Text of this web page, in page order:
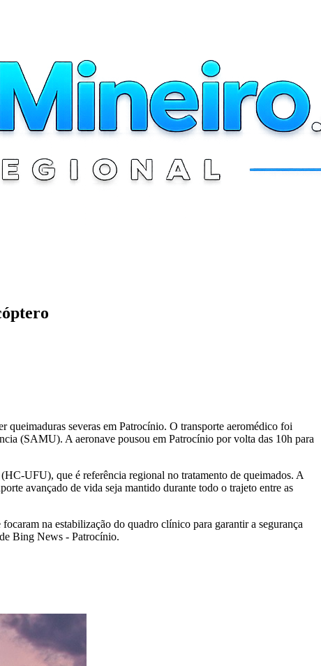
severas em Patrocínio. O transporte aeromédico foi
(SAMU). A aeronave pousou em Patrocínio por volta das 10h para
UFU), que é referência regional no tratamento de queimados. A
avançado de vida seja mantido durante todo o trajeto entre as
na estabilização do quadro clínico para garantir a segurança
Bing News - Patrocínio.